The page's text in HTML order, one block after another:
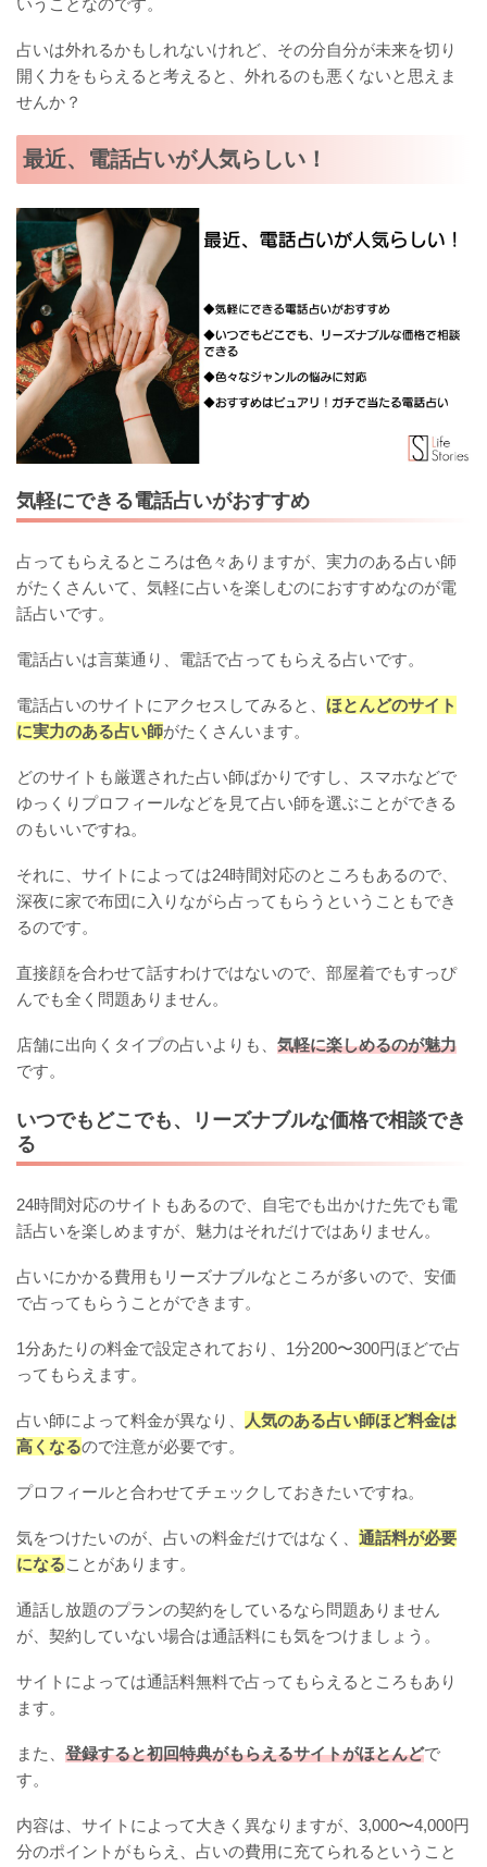
いうことなのです。
占いは外れるかもしれないけれど、その分自分が未来を切り
開く力をもらえると考えると、外れるのも悪くないと思えま
せんか？
最近、電話占いが人気らしい！
気軽にできる電話占いがおすすめ
占ってもらえるところは色々ありますが、実力のある占い師
がたくさんいて、気軽に占いを楽しむのにおすすめなのが電
話占いです。
電話占いは言葉通り、電話で占ってもらえる占いです。
電話占いのサイトにアクセスしてみると、 ほとんどのサイト
に実力のある占い師がたくさんいます。
どのサイトも厳選された占い師ばかりですし、スマホなどで
ゆっくりプロフィールなどを見て占い師を選ぶことができる
のもいいですね。
それに、サイトによっては24時間対応のところもあるので、
深夜に家で布団に入りながら占ってもらうということもでき
るのです。
直接顔を合わせて話すわけではないので、部屋着でもすっぴ
んでも全く問題ありません。
店舗に出向くタイプの占いよりも、 気軽に楽しめるのが魅力
です。
いつでもどこでも、リーズナブルな価格で相談でき
る
24時間対応のサイトもあるので、自宅でも出かけた先でも電
話占いを楽しめますが、魅力はそれだけではありません。
占いにかかる費用もリーズナブルなところが多いので、安価
で占ってもらうことができます。
1分あたりの料金で設定されており、1分200〜300円ほどで占
ってもらえます。
占い師によって料金が異なり、
人気のある占い師ほど料金は
高くなるので注意が必要です。
プロフィールと合わせてチェックしておきたいですね。
気をつけたいのが、占いの料金だけではなく、 通話料が必要
になることがあります。
通話し放題のプランの契約をしているなら問題ありません
が、契約していない場合は通話料にも気をつけましょう。
サイトによっては通話料無料で占ってもらえるところもあり
ます。
また、 登録すると初回特典がもらえるサイトがほとんどで
す。
内容は、サイトによって大きく異なりますが、3,000〜4,000円
分のポイントがもらえ、占いの費用に充てられるということ